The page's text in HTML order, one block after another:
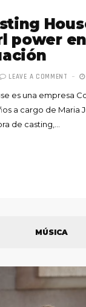
power
LEAVE A COMMENT
es una empresa
a cargo de Maria
de casting,…
MÚSICA